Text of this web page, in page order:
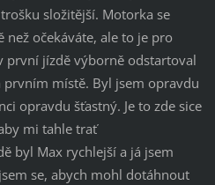
složitější. Motorka se
očekáváte, ale to je pro
první jízdě výborně odstartoval
místě. Byl jsem opravdu
opravdu šťastný. Je to zde sice
mi tahle trať
byl Max rychlejší a já jsem
se, abych mohl dotáhnout